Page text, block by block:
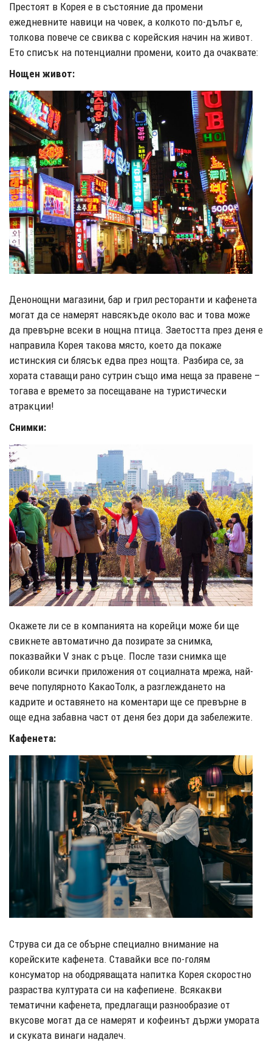
Престоят в Корея е в състояние да промени
ежедневните навици на човек, а колкото по-дълъг е,
толкова повече се свиква с корейския начин на живот.
Ето списък на потенциални промени, които да очаквате:
Нощен живот:
Денонощни магазини, бар и грил ресторанти и кафенета
могат да се намерят навсякъде около вас и това може
да превърне всеки в нощна птица. Заетостта през деня е
направила Корея такова място, което да покаже
истинския си блясък едва през нощта. Разбира се, за
хората ставащи рано сутрин също има неща за правене –
тогава е времето за посещаване на туристически
атракции!
Снимки:
Окажете ли се в компанията на корейци може би ще
свикнете автоматично да позирате за снимка,
показвайки V знак с ръце. После тази снимка ще
обиколи всички приложения от социалната мрежа, най-
вече популярното КакаоТолк, а разглеждането на
кадрите и оставянето на коментари ще се превърне в
още една забавна част от деня без дори да забележите.
Кафенета:
Струва си да се обърне специално внимание на
корейските кафенета. Ставайки все по-голям
консуматор на ободряващата напитка Корея скоростно
разраства културата си на кафепиене. Всякакви
тематични кафенета, предлагащи разнообразие от
вкусове могат да се намерят и кофеинът държи умората
и скуката винаги надалеч.